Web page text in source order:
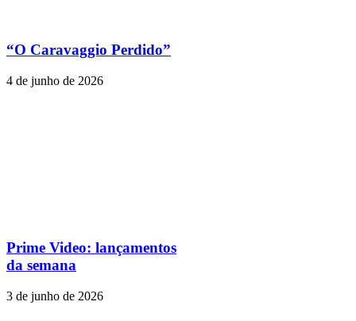
“O Caravaggio Perdido”
4 de junho de 2026
Prime Video: lançamentos
da semana
3 de junho de 2026